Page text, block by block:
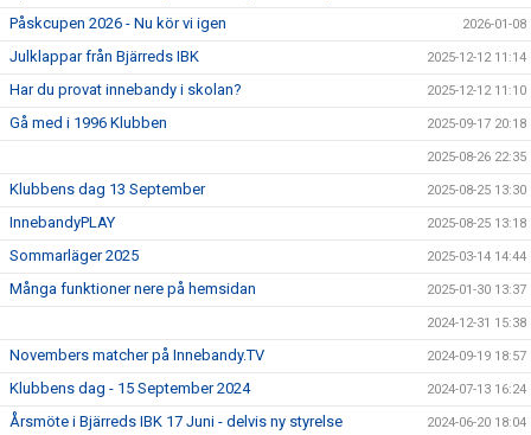
SPONSORER
BIBK WEBSHOP
Påskcupen 2026 - Nu kör vi igen 2026-01-08
Julklappar från Bjärreds IBK 2025-12-12 11:14
Har du provat innebandy i skolan? 2025-12-12 11:10
Gå med i 1996 Klubben 2025-09-17 20:18
2025-08-26 22:35
Klubbens dag 13 September 2025-08-25 13:30
InnebandyPLAY 2025-08-25 13:18
Sommarläger 2025 2025-03-14 14:44
Många funktioner nere på hemsidan 2025-01-30 13:37
2024-12-31 15:38
Novembers matcher på Innebandy.TV 2024-09-19 18:57
Klubbens dag - 15 September 2024 2024-07-13 16:24
Årsmöte i Bjärreds IBK 17 Juni - delvis ny styrelse 2024-06-20 18:04